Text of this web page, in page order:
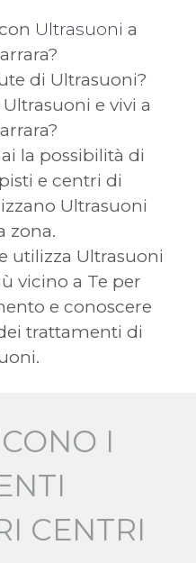
Ultrasuoni a
di Ultrasuoni?
e vivi a
la possibilità di
e centri di
Ultrasuoni
zona.
utilizza Ultrasuoni
vicino a Te per
e conoscere
trattamenti di
I
CENTRI